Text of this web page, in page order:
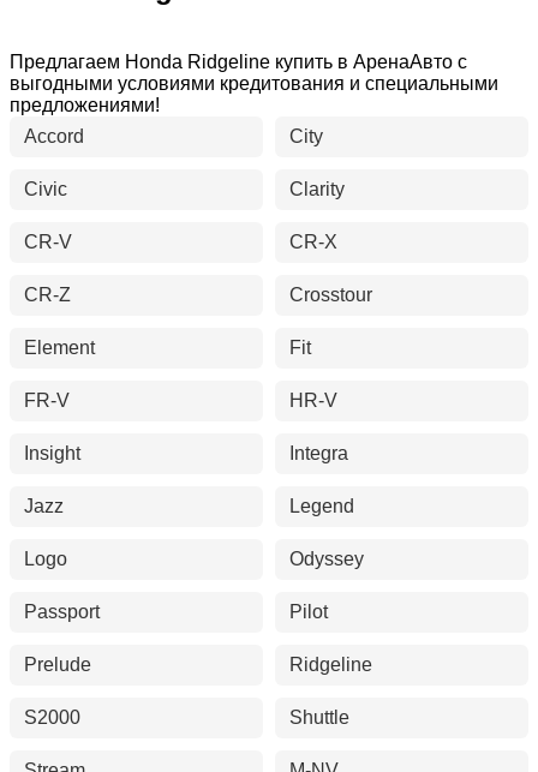
Предлагаем Honda Ridgeline купить в АренаАвто с
выгодными условиями кредитования и специальными
предложениями!
Accord
City
Civic Clarity
CR-V CR-X
CR-Z Crosstour
Element Fit
FR-V HR-V
Insight Integra
Jazz Legend
Logo Odyssey
Passport Pilot
Prelude Ridgeline
S2000 Shuttle